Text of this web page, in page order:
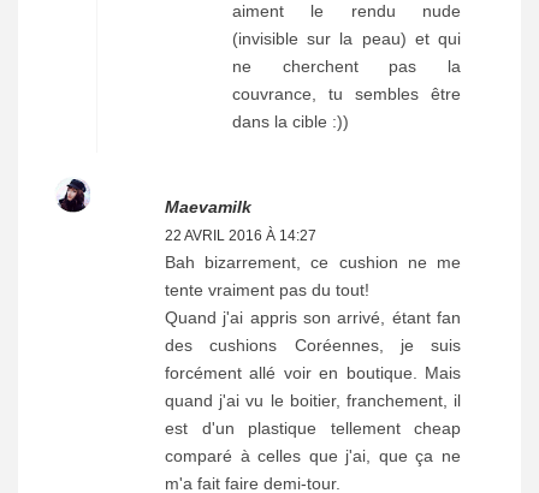
aiment le rendu nude
(invisible sur la peau) et qui
ne cherchent pas la
couvrance, tu sembles être
dans la cible :))
Maevamilk
22 AVRIL 2016 À 14:27
Bah bizarrement, ce cushion ne me
tente vraiment pas du tout!
Quand j'ai appris son arrivé, étant fan
des cushions Coréennes, je suis
forcément allé voir en boutique. Mais
quand j'ai vu le boitier, franchement, il
est d'un plastique tellement cheap
comparé à celles que j'ai, que ça ne
m'a fait faire demi-tour.